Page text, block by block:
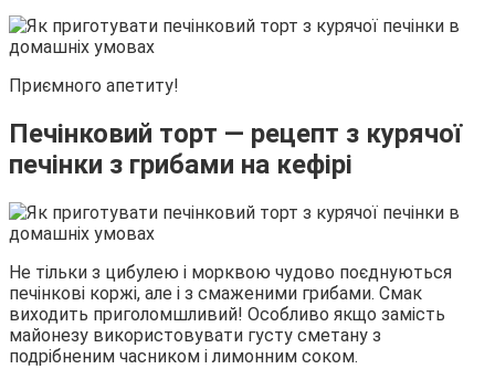
Приємного апетиту!
Печінковий торт — рецепт з курячої
печінки з грибами на кефірі
Не тільки з цибулею і морквою чудово поєднуються
печінкові коржі, але і з смаженими грибами. Смак
виходить приголомшливий! Особливо якщо замість
майонезу використовувати густу сметану з
подрібненим часником і лимонним соком.